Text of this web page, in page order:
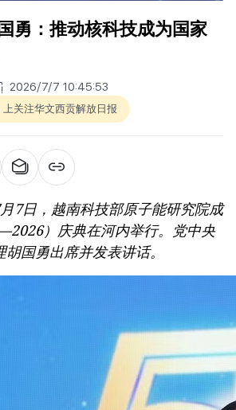
勇：推动核科技成为国家
2026/7/7 10:45:53
上关注华文西贡解放日报
7日，越南科技部原子能研究院成
）庆典在河内举行。党中央
国勇出席并发表讲话。